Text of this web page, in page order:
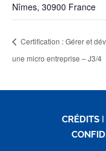
Nîmes, 30900 France
Certification : Gérer et
une micro entreprise – J3/4
CRÉDITS I